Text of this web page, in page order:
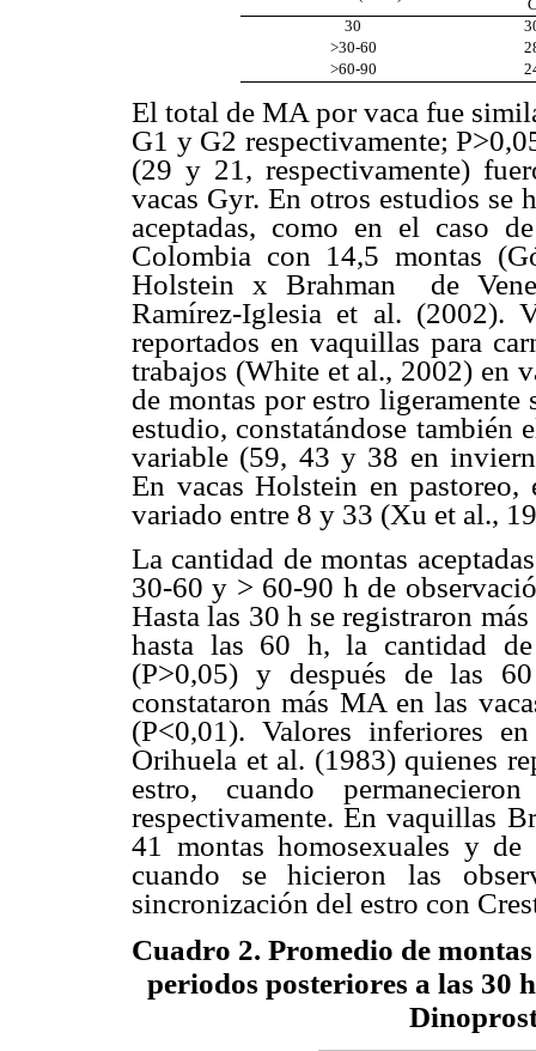
30
>30-60
>60-90
El total de MA por vaca fue
G1 y G2 respectivamente;
(29 y 21, respectivamente)
vacas Gyr. En otros estudios se
aceptadas, como en el caso
Colombia con 14,5 montas
Holstein x Brahman de
Ramírez-Iglesia et al. (2002).
reportados en vaquillas para
trabajos (White et al., 2002) en
de montas por estro ligeramente
estudio, constatándose también
variable (59, 43 y 38 en
En vacas Holstein en
variado entre 8 y 33 (Xu et al.,
La cantidad de montas
30-60 y > 60-90 h de
Hasta las 30 h se registraron
hasta las 60 h, la cantidad
(P>0,05) y después de las
constataron más MA en las
(P<0,01). Valores inferiores
Orihuela et al. (1983) quienes
estro, cuando
respectivamente. En vaquillas
41 montas homosexuales y
cuando se hicieron las
sincronización del estro con
Cuadro 2. Promedio de
periodos posteriores a las 30